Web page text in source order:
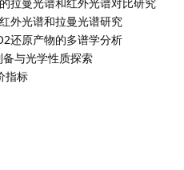
外光谱和拉曼光谱研究
还原产物的多谱学分析
与光学性质探索
指标